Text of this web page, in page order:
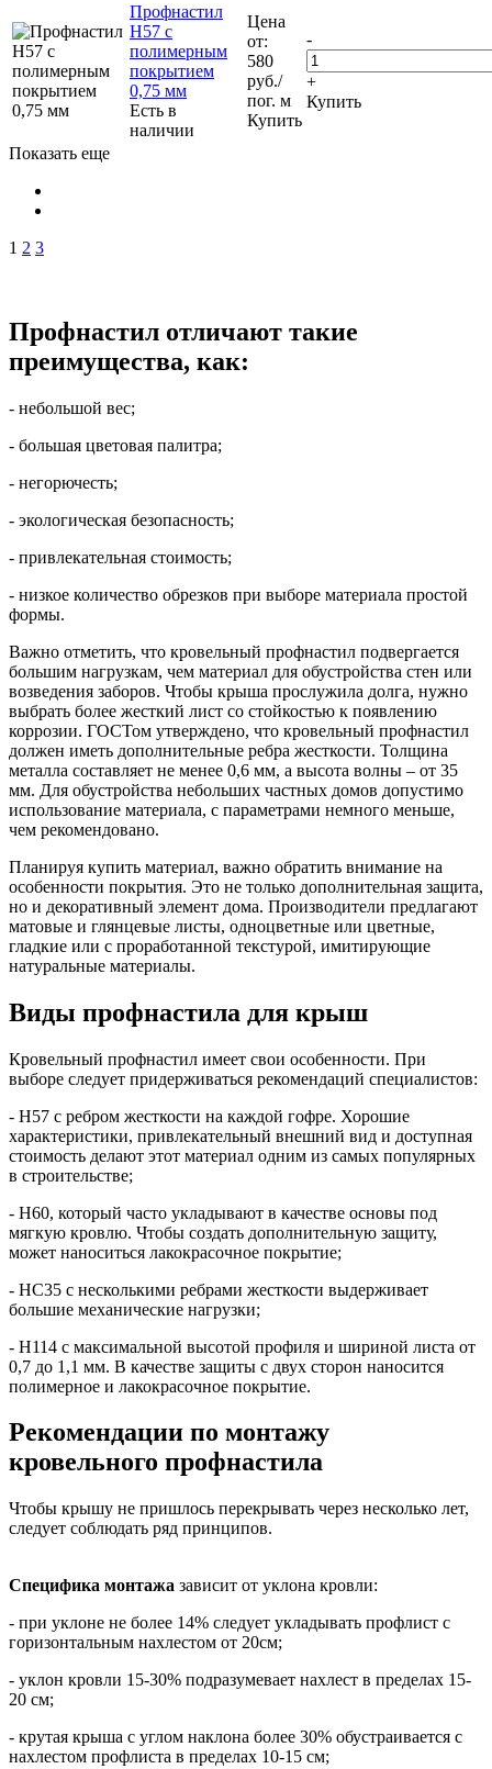
Профнастил
Н57 с
полимерным
покрытием
0,75 мм
Есть в
наличии
Цена
от:
580
руб./
пог. м
Купить
-
+
Купить
Показать еще
1 2 3
Профнастил отличают такие
преимущества, как:
- небольшой вес;
- большая цветовая палитра;
- негорючесть;
- экологическая безопасность;
- привлекательная стоимость;
- низкое количество обрезков при выборе материала простой
формы.
Важно отметить, что кровельный профнастил подвергается
большим нагрузкам, чем материал для обустройства стен или
возведения заборов. Чтобы крыша прослужила долга, нужно
выбрать более жесткий лист со стойкостью к появлению
коррозии. ГОСТом утверждено, что кровельный профнастил
должен иметь дополнительные ребра жесткости. Толщина
металла составляет не менее 0,6 мм, а высота волны – от 35
мм. Для обустройства небольших частных домов допустимо
использование материала, с параметрами немного меньше,
чем рекомендовано.
Планируя купить материал, важно обратить внимание на
особенности покрытия. Это не только дополнительная защита,
но и декоративный элемент дома. Производители предлагают
матовые и глянцевые листы, одноцветные или цветные,
гладкие или с проработанной текстурой, имитирующие
натуральные материалы.
Виды профнастила для крыш
Кровельный профнастил имеет свои особенности. При
выборе следует придерживаться рекомендаций специалистов:
- Н57 с ребром жесткости на каждой гофре. Хорошие
характеристики, привлекательный внешний вид и доступная
стоимость делают этот материал одним из самых популярных
в строительстве;
- Н60, который часто укладывают в качестве основы под
мягкую кровлю. Чтобы создать дополнительную защиту,
может наноситься лакокрасочное покрытие;
- НС35 с несколькими ребрами жесткости выдерживает
большие механические нагрузки;
- Н114 с максимальной высотой профиля и шириной листа от
0,7 до 1,1 мм. В качестве защиты с двух сторон наносится
полимерное и лакокрасочное покрытие.
Рекомендации по монтажу
кровельного профнастила
Чтобы крышу не пришлось перекрывать через несколько лет,
следует соблюдать ряд принципов.
Специфика монтажа зависит от уклона кровли:
- при уклоне не более 14% следует укладывать профлист с
горизонтальным нахлестом от 20см;
- уклон кровли 15-30% подразумевает нахлест в пределах 15-
20 см;
- крутая крыша с углом наклона более 30% обустраивается с
нахлестом профлиста в пределах 10-15 см;